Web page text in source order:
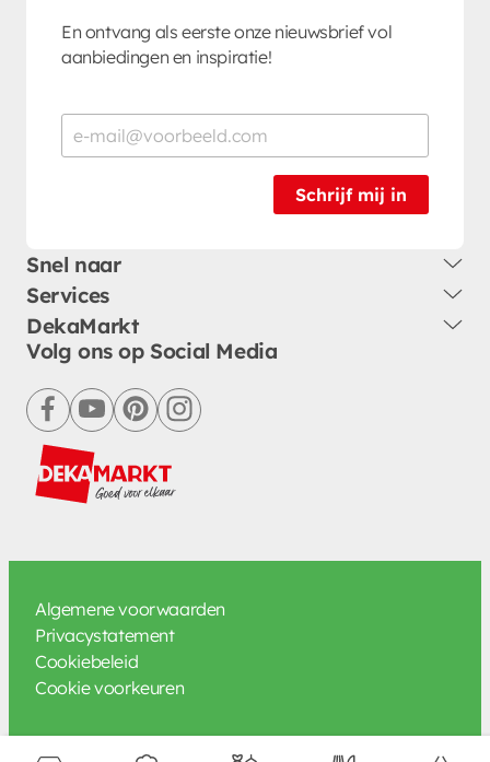
En ontvang als eerste onze nieuwsbrief vol
aanbiedingen en inspiratie!
Schrijf mij in
Snel naar
Services
DekaMarkt
Volg ons op Social Media
facebookyoutubepinterestinstagram
Algemene voorwaarden
Privacystatement
Cookiebeleid
Cookie voorkeuren